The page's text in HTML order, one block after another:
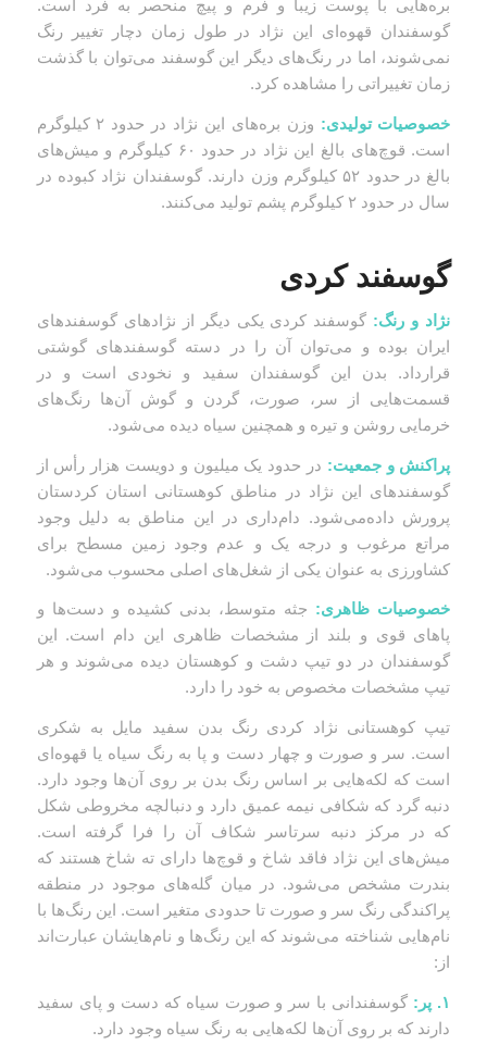
بره‌هایی با پوست زیبا و فرم و پیچ منحصر به فرد است.
گوسفندان قهوه‌ای این نژاد در طول زمان دچار تغییر رنگ
نمی‌شوند، اما در رنگ‌های دیگر این گوسفند می‌توان با گذشت
زمان تغییراتی را مشاهده کرد.
خصوصیات تولیدی:
وزن بره‌های این نژاد در حدود ۲ کیلوگرم
است. قوچ‌های بالغ این نژاد در حدود ۶۰ کیلوگرم و میش‌های
بالغ در حدود ۵۲ کیلوگرم وزن دارند. گوسفندان نژاد کبوده در
سال در حدود ۲ کیلوگرم پشم تولید می‌کنند.
گوسفند کردی
نژاد و رنگ: گوسفند کردی یکی دیگر از نژادهای گوسفندهای
ایران بوده و می‌توان آن را در دسته گوسفندهای گوشتی
قرارداد. بدن این گوسفندان سفید و نخودی است و در
قسمت‌هایی از سر، صورت، گردن و گوش آن‌ها رنگ‌های
خرمایی روشن و تیره و همچنین سیاه دیده می‌شود.
پراکنش و جمعیت: در حدود یک میلیون و دویست هزار رأس از
گوسفندهای این نژاد در مناطق کوهستانی استان کردستان
پرورش داده‌می‌شود. دام‌داری در این مناطق به دلیل وجود
مراتع مرغوب و درجه یک و عدم وجود زمین مسطح برای
کشاورزی به عنوان یکی از شغل‌های اصلی محسوب می‌شود.
خصوصیات ظاهری: جثه متوسط، بدنی کشیده و دست‌ها و
پاهای قوی و بلند از مشخصات ظاهری این دام است. این
گوسفندان در دو تیپ دشت و کوهستان دیده می‌شوند و هر
تیپ مشخصات مخصوص به خود را دارد.
تیپ کوهستانی نژاد کردی رنگ بدن سفید مایل به شکری
است. سر و صورت و چهار دست و پا به رنگ سیاه یا قهوه‌ای
است که لکه‌هایی بر اساس رنگ بدن بر روی آن‌ها وجود دارد.
دنبه گرد که شکافی نیمه عمیق دارد و دنبالچه مخروطی شکل
که در مرکز دنبه سرتاسر شکاف آن‌ را فرا گرفته است.
میش‌های این نژاد فاقد شاخ و قوچ‌ها دارای ته شاخ هستند که
بندرت مشخص می‌شود. در میان گله‌های موجود در منطقه
پراکندگی رنگ سر و صورت تا حدودی متغیر است. این رنگ‌ها با
نام‌هایی شناخته می‌شوند که این رنگ‌ها و نام‌هایشان عبارت‌اند
از:
۱. پر: گوسفندانی با سر و صورت سیاه که دست و پای سفید
دارند که بر روی آن‌ها لکه‌هایی به رنگ سیاه وجود دارد.